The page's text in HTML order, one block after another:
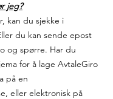
jeg?
kan du sjekke i
du kan sende epost
og spørre. Har du
for å lage AvtaleGiro
på en
eller elektronisk på